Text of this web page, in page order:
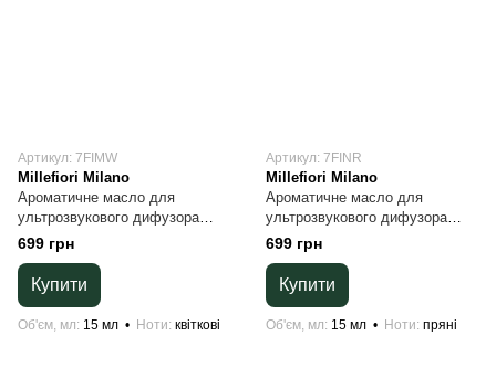
Артикул: 7FIMW
Millefiori Milano
Ароматичне масло для
ультрозвукового дифузора
Magnolia blossom & Wood
Millefiori Milano 15 мл
699 грн
Купити
Об'єм, мл 15 мл Ноти квіткові
Артикул: 7FINR
Millefiori Milano
Ароматичне масло для
ультрозвукового дифузора
Nero Millefiori Milano 15 мл
699 грн
Купити
Об'єм, мл 15 мл Ноти пряні